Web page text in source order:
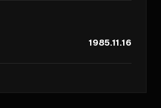
1985.11.16